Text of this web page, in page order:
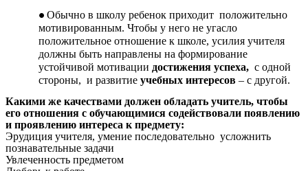
Обычно в школу ребенок приходит положительно
мотивированным. Чтобы у него не угасло
положительное отношение к школе, усилия учителя
должны быть направлены на формирование
устойчивой мотивации достижения успеха, с одной
стороны, и развитие учебных интересов – с другой.
Какими же качествами должен обладать учитель, чтобы
его отношения с обучающимися содействовали появлению
и проявлению интереса к предмету:
Эрудиция учителя, умение последовательно усложнить
познавательные задачи
Увлеченность предметом